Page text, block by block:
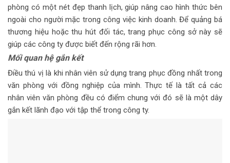
phòng có một nét đẹp thanh lịch, giúp nâng cao hình thức bên
ngoài cho người mặc trong công việc kinh doanh. Để quảng bá
thương hiệu hoặc thu hút đối tác, trang phục công sở này sẽ
giúp các công ty được biết đến rộng rãi hơn.
Mối quan hệ gắn kết
Điều thú vị là khi nhân viên sử dụng trang phục đồng nhất trong
văn phòng với đồng nghiệp của mình. Thực tế là tất cả các
nhân viên văn phòng đều có điểm chung với đó sẽ là một dây
gắn kết lãnh đạo với tập thể trong công ty.